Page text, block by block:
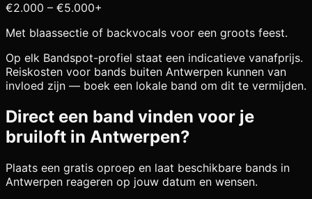
€2.000 – €5.000+
Met blaassectie of backvocals voor een groots feest.
Op elk Bandspot-profiel staat een indicatieve vanafprijs.
Reiskosten voor bands buiten Antwerpen kunnen van
invloed zijn — boek een lokale band om dit te vermijden.
Direct een band vinden voor je
bruiloft in Antwerpen?
Plaats een gratis oproep en laat beschikbare bands in
Antwerpen reageren op jouw datum en wensen.